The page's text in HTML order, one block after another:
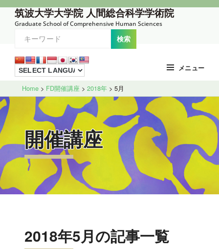
コ
キ
ッ
プ
筑波大学大学院 人間総合科学学術院
Graduate School of Comprehensive Human Sciences
メニュー
Overlay
Home > FD開催講座 > 2018年 > 5月
開催講座
2018年5月の記事一覧